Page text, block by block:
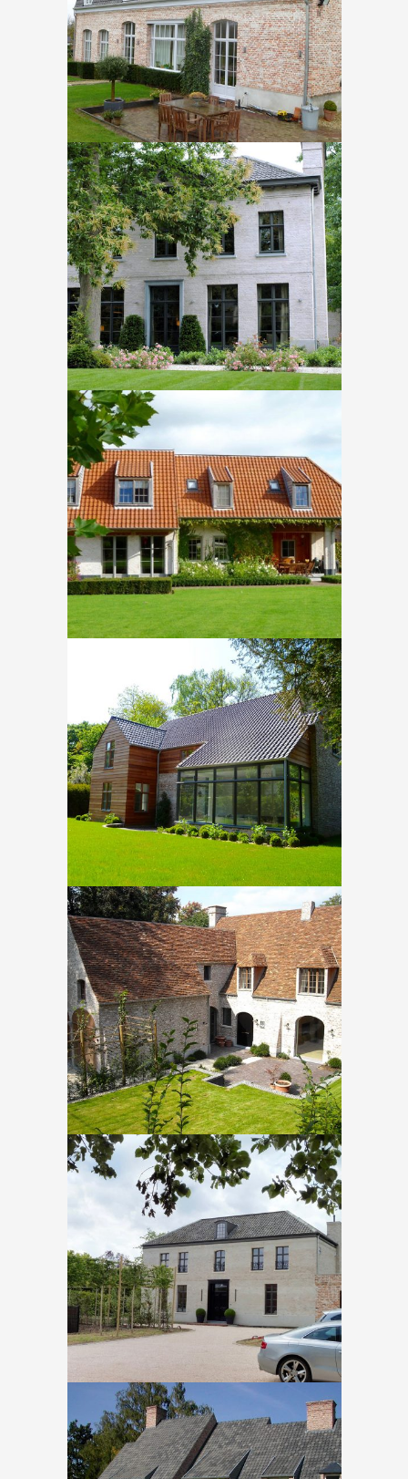
Bekkerzeel – Notelaarstraat
InNieuwbouw
Hoeilaart – Leopold I
InNieuwbouw
Dilbeek – Smissenbos
InNieuwbouw
Terhulpen – Corniche
InNieuwbouw
Terhulpen- Marcel Coppijn
InNieuwbouw
Mouscron – Coquinie
InNieuwbouw